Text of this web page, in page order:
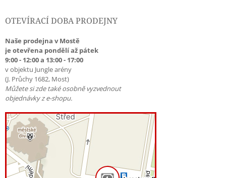
OTEVÍRACÍ DOBA PRODEJNY
Naše prodejna v Mostě
je otevřena pondělí až pátek
9:00 - 12:00 a 13:00 - 17:00
v objektu Jungle arény
(J. Průchy 1682, Most)
Můžete si zde také osobně vyzvednout
objednávky z e-shopu.